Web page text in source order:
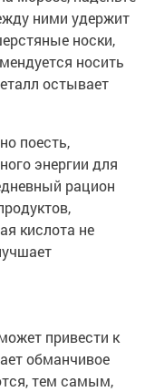
ними удержит
носки,
носить
остывает
поесть,
энергии для
рацион
кислота не
привести к
обманчивое
тем самым,